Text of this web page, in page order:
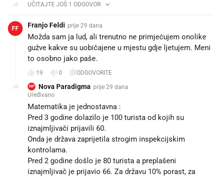
UČITAJTE JOŠ 1 ODGOVOR
FF Franjo Feldi prije 29 dana
Možda sam ja lud, ali trenutno ne primjećujem onolike
gužve kakve su uobičajene u mjestu gdje ljetujem. Meni
to osobno jako paše.
19 0 ODGOVORITE
NP Nova Paradigma prije 29 dana
Uređivano
Matematika je jednostavna :
Pred 3 godine dolazilo je 100 turista od kojih su
iznajmljivači prijavili 60.
Onda je država zaprijetila strogim inspekcijskim
kontrolama.
Pred 2 godine došlo je 80 turista a preplašeni
iznajmljivač je prijavio 66. Za državu 10% porast, za